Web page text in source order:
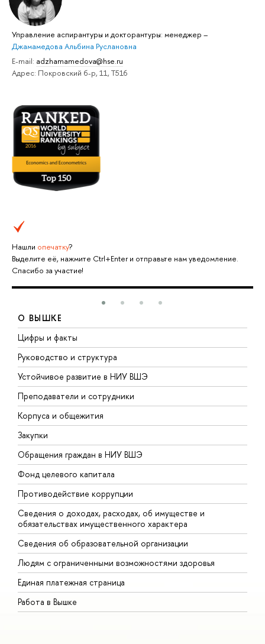
Управление аспирантуры и докторантуры: менеджер –
Джамамедова Альбина Руслановна
E-mail: adzhamamedova@hse.ru
Адрес: Покровский б-р, 11, Т516
Нашли опечатку?
Выделите её, нажмите Ctrl+Enter и отправьте нам уведомление.
Спасибо за участие!
О ВЫШКЕ
Цифры и факты
Руководство и структура
Устойчивое развитие в НИУ ВШЭ
Преподаватели и сотрудники
Корпуса и общежития
Закупки
Обращения граждан в НИУ ВШЭ
Фонд целевого капитала
Противодействие коррупции
Сведения о доходах, расходах, об имуществе и
обязательствах имущественного характера
Сведения об образовательной организации
Людям с ограниченными возможностями здоровья
Единая платежная страница
Работа в Вышке